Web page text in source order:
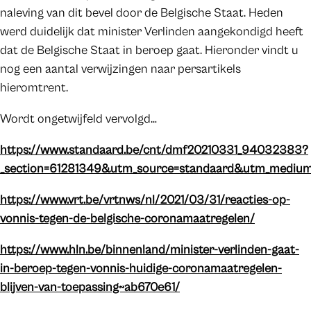
naleving van dit bevel door de Belgische Staat. Heden
werd duidelijk dat minister Verlinden aangekondigd heeft
dat de Belgische Staat in beroep gaat. Hieronder vindt u
nog een aantal verwijzingen naar persartikels
hieromtrent.
Wordt ongetwijfeld vervolgd…
https://www.standaard.be/cnt/dmf20210331_94032383?
https://www.vrt.be/vrtnws/nl/2021/03/31/reacties-op-
vonnis-tegen-de-belgische-coronamaatregelen/
https://www.hln.be/binnenland/minister-verlinden-gaat-
in-beroep-tegen-vonnis-huidige-coronamaatregelen-
blijven-van-toepassing~ab670e61/